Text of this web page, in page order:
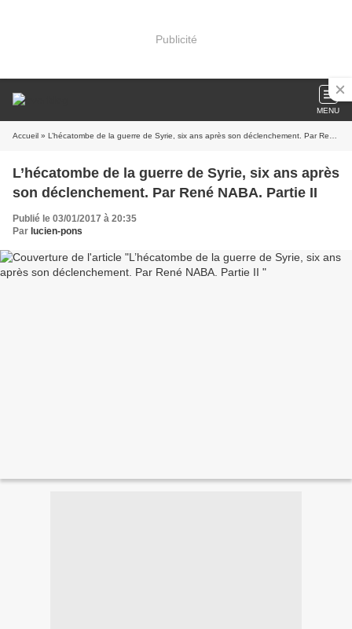
Publicité
MENU
Accueil » L’hécatombe de la guerre de Syrie, six ans après son déclenchement. Par René NABA. Partie II
L’hécatombe de la guerre de Syrie, six ans après
son déclenchement. Par René NABA. Partie II
Publié le 03/01/2017 à 20:35
Par lucien-pons